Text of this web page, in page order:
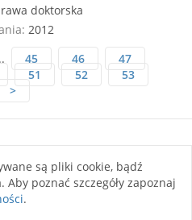
doktorska
2012
45 46
47
51 52
53
>
under a Creative Commons
4.0 International license.
są pliki cookie, bądź
poznać szczegóły zapoznaj
.